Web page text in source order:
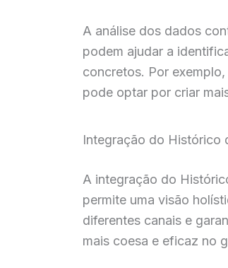
A análise dos dados
podem ajudar a
concretos. Por
pode optar por criar
Integração do Histórico
A integração do
permite uma visão
diferentes canais e
mais coesa e eficaz no